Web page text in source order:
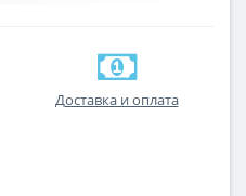
Доставка и оплата